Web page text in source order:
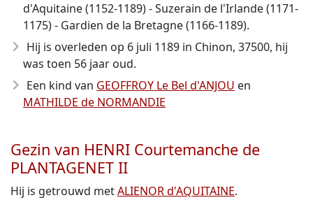
d'Aquitaine (1152-1189) - Suzerain de l'Irlande (1171-
1175) - Gardien de la Bretagne (1166-1189).
Hij is overleden op 6 juli 1189 in Chinon, 37500, hij
was toen 56 jaar oud.
Een kind van GEOFFROY Le Bel d'ANJOU en
MATHILDE de NORMANDIE
Gezin van HENRI Courtemanche de
PLANTAGENET II
Hij is getrouwd metALIENOR d'AQUITAINE.